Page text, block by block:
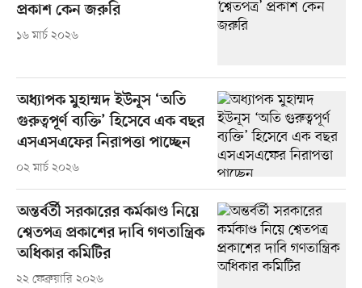
প্রকাশ কেন জরুরি
১৬ মার্চ ২০২৬
অধ্যাপক মুহাম্মদ ইউনূস ‘অতি
গুরুত্বপূর্ণ ব্যক্তি’ হিসেবে এক বছর
এসএসএফের নিরাপত্তা পাচ্ছেন
০২ মার্চ ২০২৬
অন্তর্বর্তী সরকারের কর্মকাণ্ড নিয়ে
শ্বেতপত্র প্রকাশের দাবি গণতান্ত্রিক
অধিকার কমিটির
২২ ফেব্রুয়ারি ২০২৬